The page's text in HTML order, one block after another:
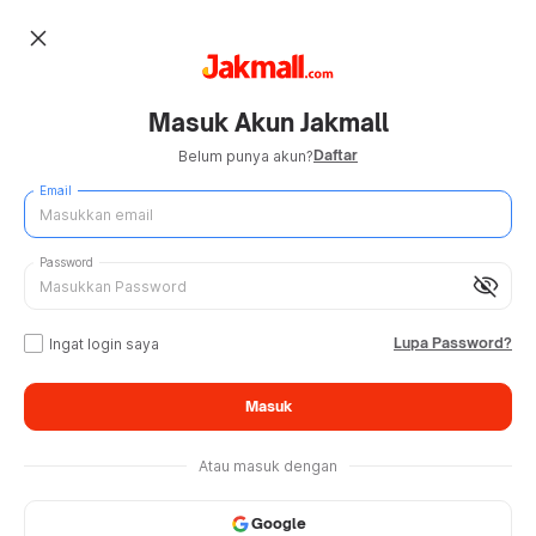
close
Masuk Akun Jakmall
Belum punya akun?Daftar
Email
visibility_off
Password
Ingat login saya Lupa Password?
Masuk
Atau masuk dengan
Google